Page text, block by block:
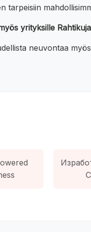
tarpeisiin
yrityksille
neuvontaa